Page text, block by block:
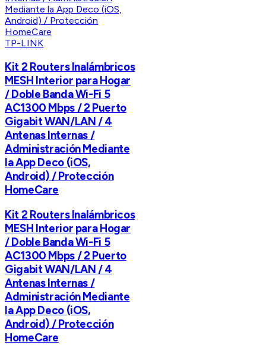
TP-LINK
Kit 2 Routers Inalámbricos
MESH Interior para Hogar
/ Doble Banda Wi-Fi 5
AC1300 Mbps / 2 Puerto
Gigabit WAN/LAN / 4
Antenas Internas /
Administración Mediante
la App Deco (iOS,
Android) / Protección
HomeCare
Kit 2 Routers Inalámbricos
MESH Interior para Hogar
/ Doble Banda Wi-Fi 5
AC1300 Mbps / 2 Puerto
Gigabit WAN/LAN / 4
Antenas Internas /
Administración Mediante
la App Deco (iOS,
Android) / Protección
HomeCare